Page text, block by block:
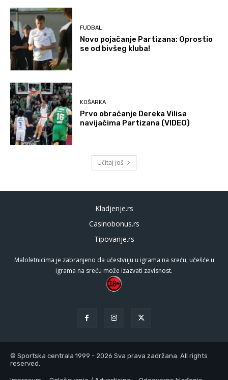
FUDBAL
Novo pojačanje Partizana: Oprostio
se od bivšeg kluba!
KOŠARKA
Prvo obraćanje Dereka Vilisa
navijačima Partizana (VIDEO)
Učitaj još
Kladjenje.rs
Casinobonus.rs
Tipovanje.rs
Maloletnicima je zabranjeno da učestvuju u igrama na sreću, učešće u
igrama na sreću može izazvati zavisnost.
© Sportska centrala 1999 - 2026 Sva prava zadržana. All rights
reserved.